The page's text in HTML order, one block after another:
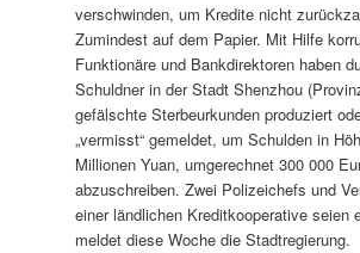
verschwinden, um Kredite nicht
Zumindest auf dem Papier. Mit Hilfe
Funktionäre und Bankdirektoren haben
Schuldner in der Stadt Shenzhou
gefälschte Sterbeurkunden produziert
„vermisst“ gemeldet, um Schulden in
Millionen Yuan, umgerechnet 300 000
abzuschreiben. Zwei Polizeichefs und
einer ländlichen Kreditkooperative seien
meldet diese Woche die Stadtregierung.